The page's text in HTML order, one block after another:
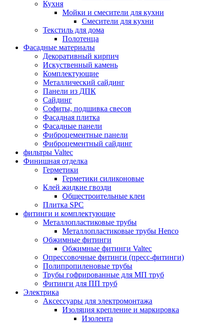
Кухня
Мойки и смесители для кухни
Смесители для кухни
Текстиль для дома
Полотенца
Фасадные материалы
Декоративный кирпич
Искуственный камень
Комплектующие
Металлический сайдинг
Панели из ДПК
Сайдинг
Софиты, подшивка свесов
Фасадная плитка
Фасадные панели
Фиброцементные панели
Фиброцементный сайдинг
фильтры Valtec
Финишная отделка
Герметики
Герметики силиконовые
Клей жидкие гвозди
Общестроительные клеи
Плитка SPC
фитинги и комплектующие
Металлопластиковые трубы
Металлопластиковые трубы Henco
Обжимные фитинги
Обжимные фитинги Valtec
Опрессовочные фитинги (пресс-фитинги)
Полипропиленовые трубы
Трубы гофрированные для МП труб
Фитинги для ПП труб
Электрика
Аксессуары для электромонтажа
Изоляция крепление и маркировка
Изолента